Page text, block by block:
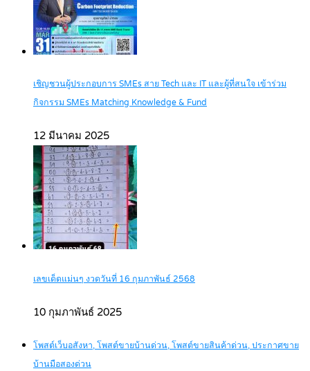
เชิญชวนผู้ประกอบการ SMEs สาย Tech และ IT และผู้ที่สนใจ เข้าร่วม
กิจกรรม SMEs Matching Knowledge & Fund
12 มีนาคม 2025
เลขเด็ดแม่นๆ งวดวันที่ 16 กุมภาพันธ์ 2568
10 กุมภาพันธ์ 2025
โพสต์เว็บอสังหา, โพสต์ขายบ้านด่วน, โพสต์ขายสินค้าด่วน, ประกาศขาย
บ้านมือสองด่วน